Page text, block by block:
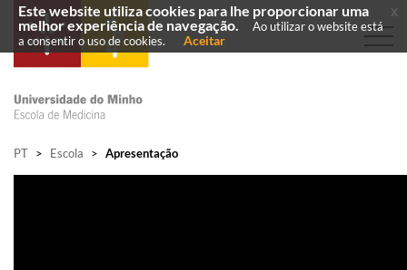
PT > Escola > Apresentação
Este website utiliza cookies para lhe proporcionar uma
melhor experiência de navegação.
Ao utilizar o website está
a consentir o uso de cookies.
Aceitar
x